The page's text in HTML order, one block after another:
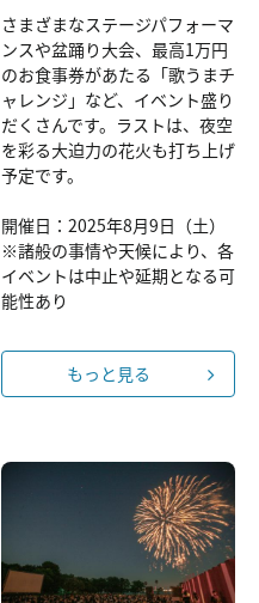
さまざまなステージパフォーマ
ンスや盆踊り大会、最高1万円
のお食事券があたる「歌うまチ
ャレンジ」など、イベント盛り
だくさんです。ラストは、夜空
を彩る大迫力の花火も打ち上げ
予定です。
開催日：2025年8月9日（土）
※諸般の事情や天候により、各
イベントは中止や延期となる可
能性あり
もっと見る